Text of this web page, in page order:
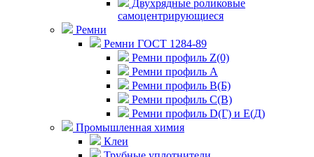
Двухрядные роликовые
самоцентрирующиеся
Ремни
Ремни ГОСТ 1284-89
Ремни профиль Z(0)
Ремни профиль А
Ремни профиль В(Б)
Ремни профиль С(В)
Ремни профиль D(Г) и E(Д)
Промышленная химия
Клеи